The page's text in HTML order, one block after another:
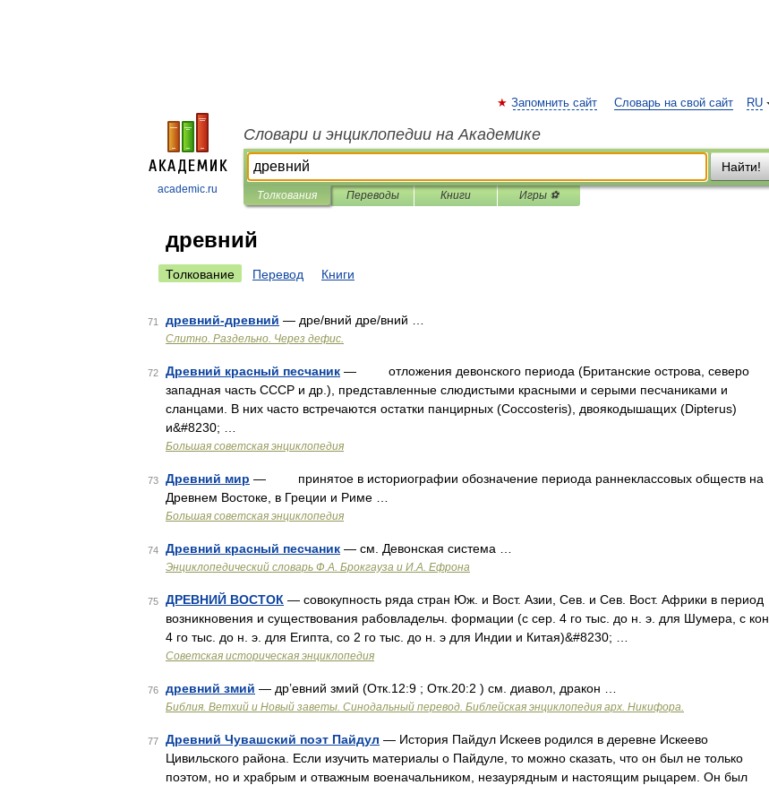
academic.ru
RU
Запомнить сайт Словарь на свой сайт
Словари и энциклопедии на Академике
Найти!
Толкования Переводы Книги Игры ⚽
древний
Толкование Перевод Книги
71 древний-древний — дре/вний дре/вний …
Слитно. Раздельно. Через дефис.
72 Древний красный песчаник — отложения девонского периода (Британские острова, северо
западная часть СССР и др.), представленные слюдистыми красными и серыми песчаниками и
сланцами. В них часто встречаются остатки панцирных (Coccosteris), двоякодышащих (Dipterus)
и&#8230; …
Большая советская энциклопедия
73 Древний мир — принятое в историографии обозначение периода раннеклассовых обществ на
Древнем Востоке, в Греции и Риме …
Большая советская энциклопедия
74 Древний красный песчаник — см. Девонская система …
Энциклопедический словарь Ф.А. Брокгауза и И.А. Ефрона
75 ДРЕВНИЙ ВОСТОК — совокупность ряда стран Юж. и Вост. Азии, Сев. и Сев. Вост. Африки в период
возникновения и существования рабовладельч. формации (с сер. 4 го тыс. до н. э. для Шумера, с кон.
4 го тыс. до н. э. для Египта, со 2 го тыс. до н. э для Индии и Китая)&#8230; …
Советская историческая энциклопедия
76 древний змий — др’евний змий (Отк.12:9 ; Отк.20:2 ) см. диавол, дракон …
Библия. Ветхий и Новый заветы. Синодальный перевод. Библейская энциклопедия арх. Никифора.
77 Древний Чувашский поэт Пайдул — История Пайдул Искеев родился в деревне Искеево
Цивильского района. Если изучить материалы о Пайдуле, то можно сказать, что он был не только
поэтом, но и храбрым и отважным военачальником, незаурядным и настоящим рыцарем. Он был